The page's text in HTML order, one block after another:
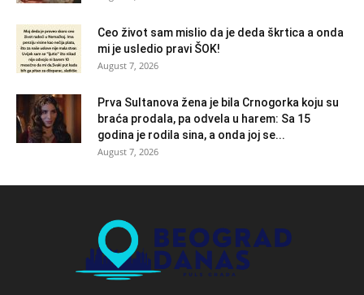
Ceo život sam mislio da je deda škrtica a onda
mi je usledio pravi ŠOK!
August 7, 2026
Prva Sultanova žena je bila Crnogorka koju su
braća prodala, pa odvela u harem: Sa 15
godina je rodila sina, a onda joj se...
August 7, 2026